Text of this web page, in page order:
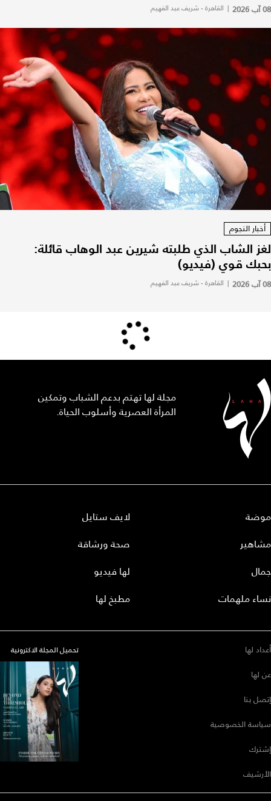
08 آب 2026 | القاهرة - شريف عبد الفهيم
أخبار النجوم
لغز الشاب الذي طلبته شيرين عبد الوهاب قائلة:
بحبك قوي (فيديو)
08 آب 2026 | القاهرة - شريف عبد الفهيم
مجلة لها تهتم بدعم الشباب وتمكين
المرأة العصرية وأسلوب الحياة.
موضة
مشاهير
جمال
نساء ملهمات
لايف ستايل
صحة ورشاقة
لها فيديو
مطبخ لها
أعداد لها
عن لها
إتصل بنا
سياسة الخصوصية
إشترك
الأرشيف
تحميل المجلة الاكترونية